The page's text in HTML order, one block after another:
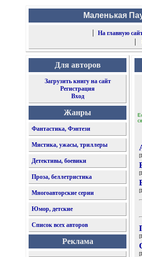
Маленькая
|
На главную
|
Для авторов
Загрузить книгу на сайт
Регистрация
Вход
Жанры
Фантастика, Фэнтези
Мистика, ужасы, триллеры
Детективы, боевики
Проза, беллетристика
Многоавторские серии
Юмор, детские
Список всех авторов
Реклама